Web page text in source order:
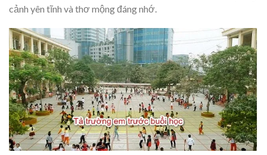
cảnh yên tĩnh và thơ mộng đáng nhớ.